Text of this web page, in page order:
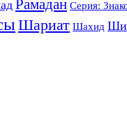
Рамадан Серия:
Шариат Шахид